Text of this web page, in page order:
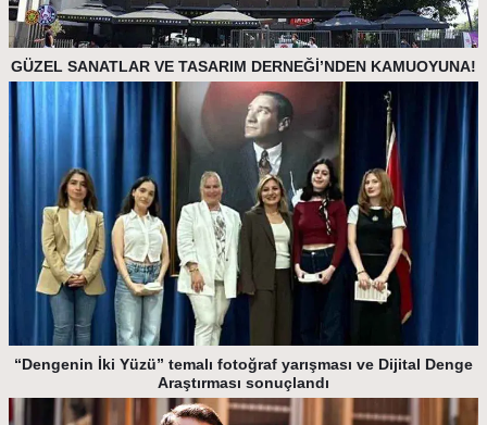
GÜZEL SANATLAR VE TASARIM DERNEĞİ’NDEN KAMUOYUNA!
“Dengenin İki Yüzü” temalı fotoğraf yarışması ve Dijital Denge
Araştırması sonuçlandı